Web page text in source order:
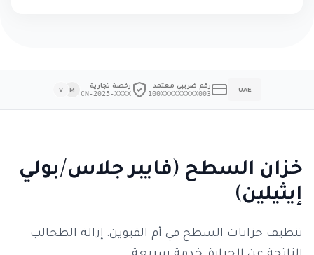
UAE رقم ضريبي معتمد
100XXXXXXXXX003
رخصة تجارية
CN-2025-XXXX
M
V
خزان السطح (فايبر جلاس/بولي
إيثيلين)
تنظيف خزانات السطح في أم القيوين. إزالة الطحالب